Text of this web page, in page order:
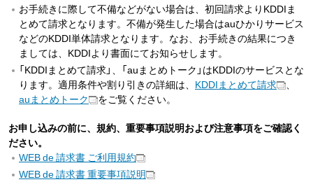
お手続きに際して不備などがない場合は、初回請求よりKDDIま
とめて請求となります。不備が発生した場合はauひかりサービス
などのKDDI単体請求となります。なお、お手続きの結果につき
ましては、KDDIより書面にてお知らせします。
「KDDIまとめて請求」、「auまとめトーク」はKDDIのサービスとな
ります。適用条件や割り引きの詳細は、 KDDIまとめて請求
auまとめトーク
をご覧ください。
お申し込みの前に、規約、重要事項説明および注意事項をご確認く
ださい。
WEB de 請求書 ご利用規約
WEB de 請求書 重要事項説明